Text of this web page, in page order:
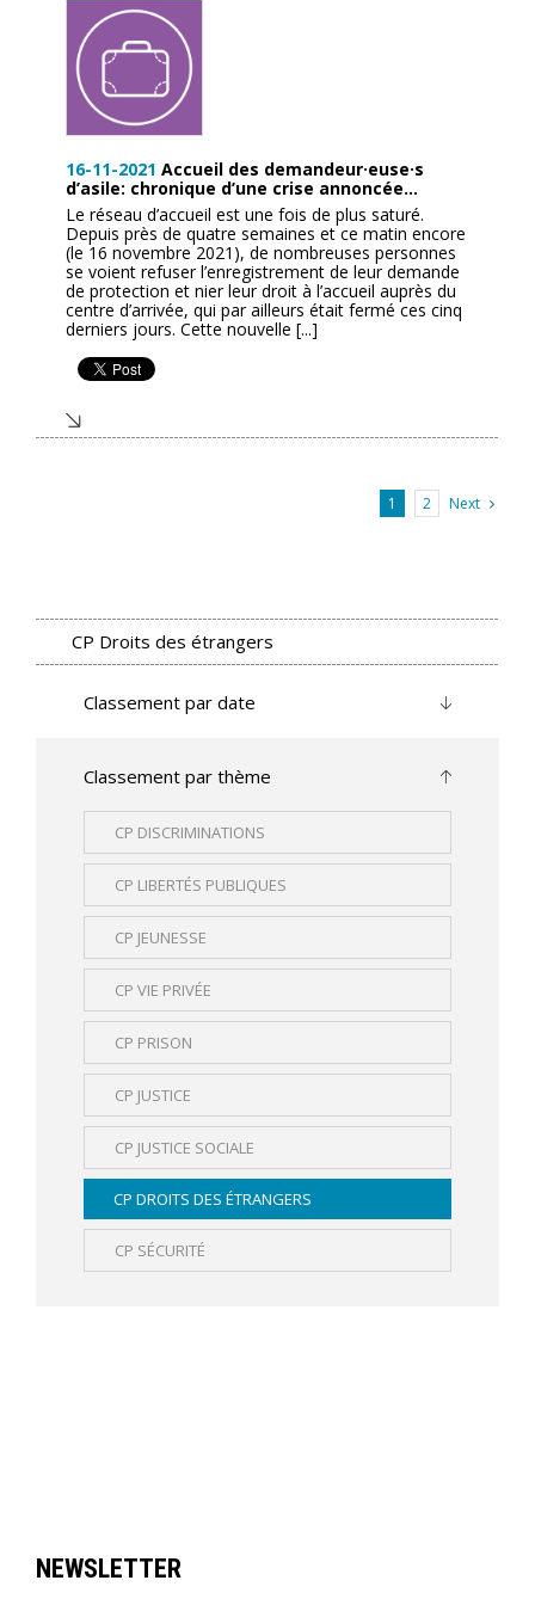
16-11-2021 Accueil des demandeur·euse·s
d’asile: chronique d’une crise annoncée…
Le réseau d’accueil est une fois de plus saturé.
Depuis près de quatre semaines et ce matin encore
(le 16 novembre 2021), de nombreuses personnes
se voient refuser l’enregistrement de leur demande
de protection et nier leur droit à l’accueil auprès du
centre d’arrivée, qui par ailleurs était fermé ces cinq
derniers jours. Cette nouvelle [...]
1 2 Next
CP Droits des étrangers
Classement par date
Classement par thème
CP DISCRIMINATIONS
CP LIBERTÉS PUBLIQUES
CP JEUNESSE
CP VIE PRIVÉE
CP PRISON
CP JUSTICE
CP JUSTICE SOCIALE
CP DROITS DES ÉTRANGERS
CP SÉCURITÉ
NEWSLETTER